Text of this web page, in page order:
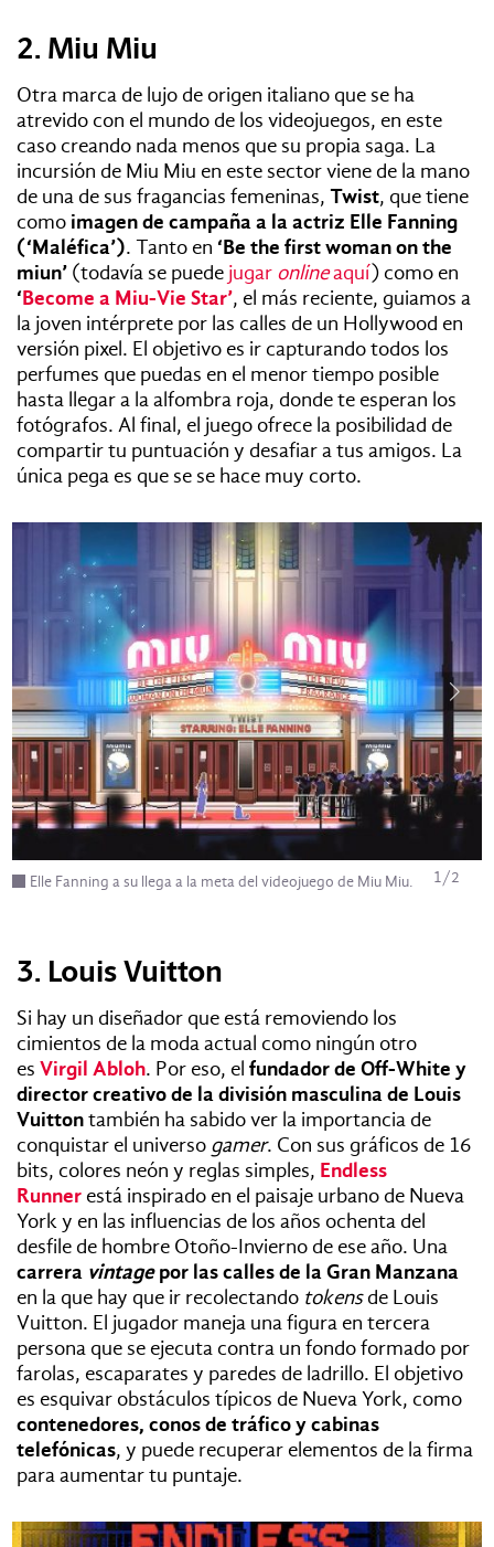
2. Miu Miu
Otra marca de lujo de origen italiano que se ha
atrevido con el mundo de los videojuegos, en este
caso creando nada menos que su propia saga. La
incursión de Miu Miu en este sector viene de la mano
de una de sus fragancias femeninas, Twist, que tiene
como imagen de campaña a la actriz Elle Fanning
(‘Maléfica’). Tanto en ‘Be the first woman on the
miun’ (todavía se puede jugar onlineaquí) como en
‘Become a Miu-Vie Star’, el más reciente, guiamos a
la joven intérprete por las calles de un Hollywood en
versión pixel. El objetivo es ir capturando todos los
perfumes que puedas en el menor tiempo posible
hasta llegar a la alfombra roja, donde te esperan los
fotógrafos. Al final, el juego ofrece la posibilidad de
compartir tu puntuación y desafiar a tus amigos. La
única pega es que se se hace muy corto.
Elle Fanning a su llega a la meta del videojuego de Miu Miu. 1/2
3. Louis Vuitton
Si hay un diseñador que está removiendo los
cimientos de la moda actual como ningún otro
es Virgil Abloh. Por eso, el fundador de Off-White y
director creativo de la división masculina de Louis
Vuittontambién ha sabido ver la importancia de
conquistar el universo gamer. Con sus gráficos de 16
bits, colores neón y reglas simples, Endless
Runner está inspirado en el paisaje urbano de Nueva
York y en las influencias de los años ochenta del
desfile de hombre Otoño-Invierno de ese año. Una
carrera vintagepor las calles de la Gran Manzana
en la que hay que ir recolectando tokensde Louis
Vuitton. El jugador maneja unafigura en tercera
persona que se ejecuta contra un fondo formado por
farolas, escaparates y paredes de ladrillo. El objetivo
es esquivar obstáculos típicos de Nueva York, como
contenedores, conos de tráfico y cabinas
telefónicas, y puede recuperar elementos de la firma
para aumentar tu puntaje.